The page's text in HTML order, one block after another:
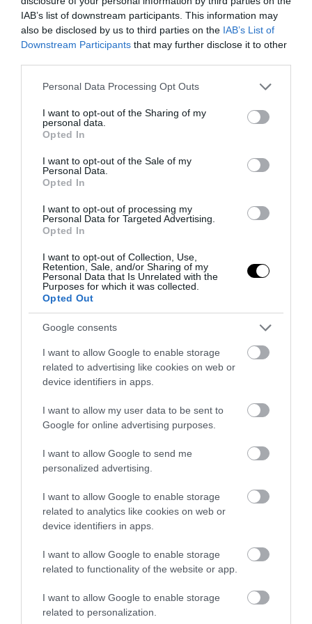
IAB’s list of downstream participants. This information may
also be disclosed by us to third parties on the IAB’s List of
Downstream Participants that may further disclose it to other
Please note that this website/app uses one or more Google
not limited to your visit or usage behaviour. You may click to
grant or deny consent to Google and its third-party tags to
use your data for below specified purposes in below Google
consent section.
Personal Data Processing Opt Outs
I want to opt-out of the Sharing of my
personal data.
Opted In
I want to opt-out of the Sale of my
Personal Data.
Opted In
I want to opt-out of processing my
Personal Data for Targeted Advertising.
Opted In
I want to opt-out of Collection, Use,
Retention, Sale, and/or Sharing of my
Personal Data that Is Unrelated with the
Purposes for which it was collected.
Opted Out
Google consents
I want to allow Google to enable storage
related to advertising like cookies on web or
device identifiers in apps.
I want to allow my user data to be sent to
Google for online advertising purposes.
I want to allow Google to send me
personalized advertising.
I want to allow Google to enable storage
related to analytics like cookies on web or
device identifiers in apps.
I want to allow Google to enable storage
related to functionality of the website or app.
I want to allow Google to enable storage
related to personalization.
Ψηφιακό Σύμπαν: Είναι η
πραγματικότητα γραμμένη σε δυαδικό
κώδικα;
PRONEWS.GR /ΔΙΑΣΤΗΜΑ
Τα αντικείμενα που χάθηκαν στο
διάστημα και εξακολουθούν να
περιφέρονται γύρω από τη Γη
Η Ανδρομέδα μπαίνει σε νέα εποχή: Γιατί